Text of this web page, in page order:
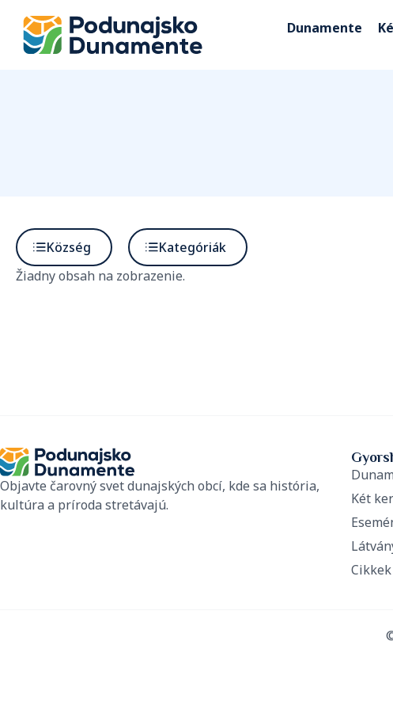
Dunamente
Község
Kategóriák
Žiadny obsah na zobrazenie.
Objavte čarovný svet dunajských obcí, kde sa história,
kultúra a príroda stretávajú.
Két
Cikkek